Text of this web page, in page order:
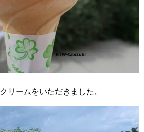
リームをいただきました。